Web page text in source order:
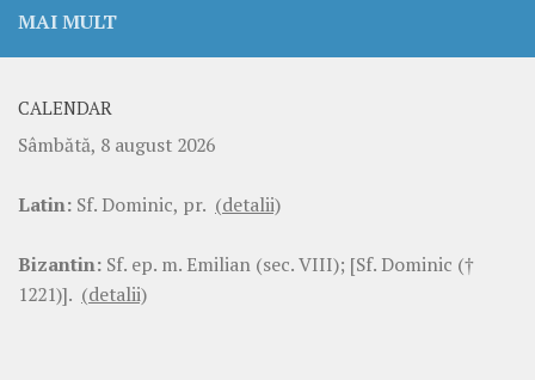
MAI MULT
CALENDAR
Sâmbătă, 8 august 2026
Latin: Sf. Dominic, pr. (detalii)
Bizantin: Sf. ep. m. Emilian (sec. VIII); [Sf. Dominic (†
1221)]. (detalii)